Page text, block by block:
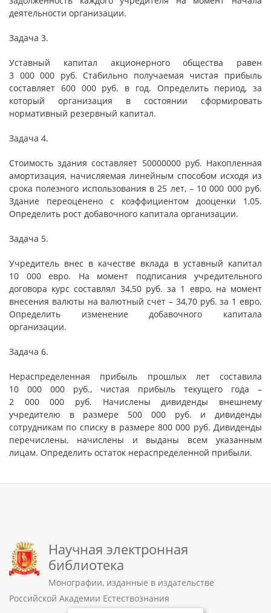
деятельности организации.
Задача 3.
Уставный капитал акционерного общества равен
3 000 000 руб. Стабильно получаемая чистая прибыль
составляет 600 000 руб. в год. Определить период, за
который организация в состоянии сформировать
нормативный резервный капитал.
Задача 4.
Стоимость здания составляет 50000000 руб. Накопленная
амортизация, начисляемая линейным способом исходя из
срока полезного использования в 25 лет, – 10 000 000 руб.
Здание переоценено с коэффициентом дооценки 1,05.
Определить рост добавочного капитала организации.
Задача 5.
Учредитель внес в качестве вклада в уставный капитал
10 000 евро. На момент подписания учредительного
договора курс составлял 34,50 руб. за 1 евро, на момент
внесения валюты на валютный счет – 34,70 руб. за 1 евро.
Определить изменение добавочного капитала
организации.
Задача 6.
Нераспределенная прибыль прошлых лет составила
10 000 000 руб., чистая прибыль текущего года –
2 000 000 руб. Начислены дивиденды внешнему
учредителю в размере 500 000 руб. и дивиденды
сотрудникам по списку в размере 800 000 руб. Дивиденды
перечислены, начислены и выданы всем указанным
лицам. Определить остаток нераспределенной прибыли.
Научная электронная
библиотека
Монографии, изданные в издательстве
Российской Академии Естествознания